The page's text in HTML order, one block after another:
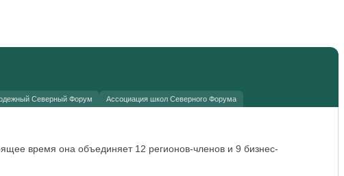
Северный Форум Ассоциация школ Северного Форума
время она объединяет 12 регионов-членов и 9 бизнес-